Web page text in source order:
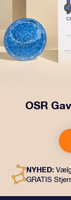
OSR
Denne gave
dokumenter,
valg, samt
NYHED:
GRATIS